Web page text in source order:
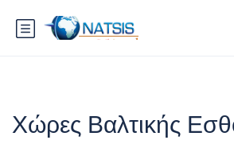
Χώρες Βαλτικής